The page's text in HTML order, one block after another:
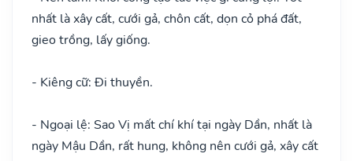
nhất là xây cất, cưới gả, chôn cất, dọn cỏ phá đất,
gieo trồng, lấy giống.
- Kiêng cữ: Đi thuyền.
- Ngoại lệ: Sao Vị mất chí khí tại ngày Dần, nhất là
ngày Mậu Dần, rất hung, không nên cưới gả, xây cất